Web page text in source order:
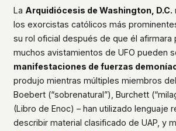
La Arquidiócesis de Washington, D.C.
los exorcistas católicos más
su rol oficial después de que él afirmara
muchos avistamientos de UFO pueden
manifestaciones de fuerzas
produjo mientras múltiples miembros
Boebert (“sobrenatural”), Burchett
(Libro de Enoc) – han utilizado lenguaje
describir material clasificado de UAP, y